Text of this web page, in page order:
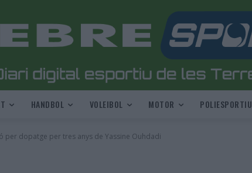
HANDBOL VOLEIBOL MOTOR POLIESPORTIU
per dopatge per tres anys de Yassine Ouhdadi